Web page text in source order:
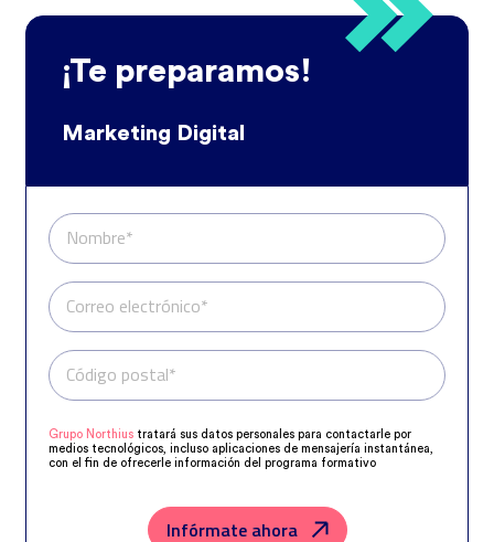
¡Te preparamos!
Marketing Digital
Nombre*
Correo electrónico*
Teléfono*
Código postal*
Grupo Northius tratará sus datos personales para contactarle por
medios tecnológicos, incluso aplicaciones de mensajería instantánea,
con el fin de ofrecerle información del programa formativo
correspondiente. Compartiremos su solicitud con las empresas que
Grupo Northius
, con el objeto de que estas puedan
hacerle llegar la mejor oferta de productos y servicios de acuerdo a su
Infórmate ahora